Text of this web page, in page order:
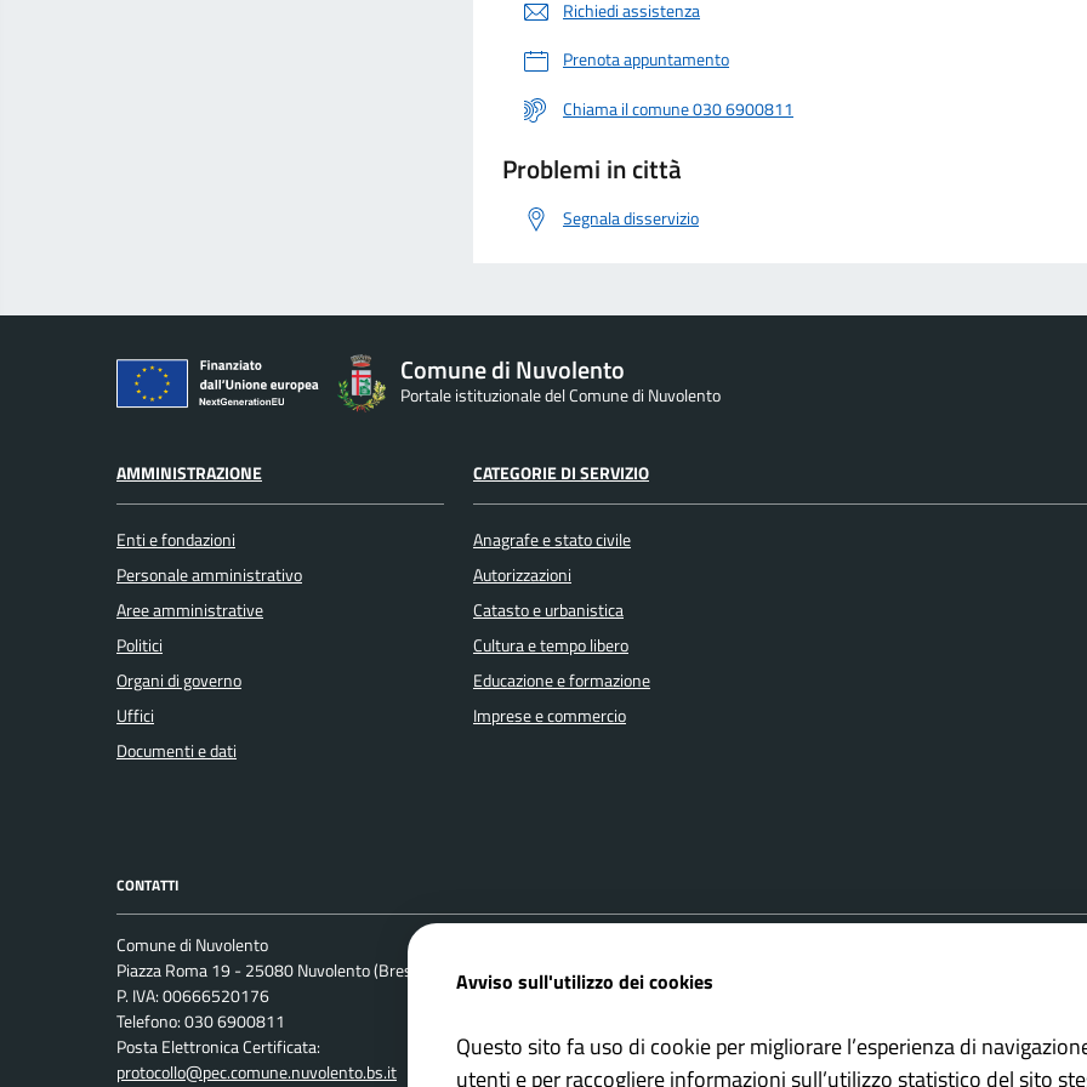
Richiedi assistenza
Prenota appuntamento
Chiama il comune 030 6900811
Problemi in città
Segnala disservizio
Comune di Nuvolento
Portale istituzionale del Comune di Nuvolento
AMMINISTRAZIONE
Enti e fondazioni
Personale amministrativo
Aree amministrative
Politici
Organi di governo
Uffici
Documenti e dati
CATEGORIE DI SERVIZIO
Anagrafe e stato civile
Autorizzazioni
Catasto e urbanistica
Cultura e tempo libero
Educazione e formazione
Imprese e commercio
CONTATTI
Comune di Nuvolento
Piazza Roma 19 - 25080 Nuvolento (Brescia)
P. IVA: 00666520176
Telefono: 030 6900811
Posta Elettronica Certificata:
protocollo@pec.comune.nuvolento.bs.it
Prenotazione appuntamento
Richiesta d'assistenza
Note Legali
Avviso sull'utilizzo dei cookies
Questo sito fa uso di cookie per migliorare l’esperienza di
utenti e per raccogliere informazioni sull’utilizzo statistico del sito